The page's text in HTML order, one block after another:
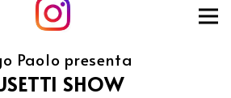
Paolo presenta
SHOW